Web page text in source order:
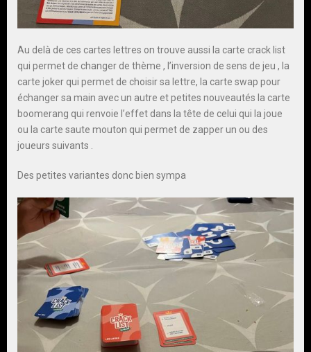
Au delà de ces cartes lettres on trouve aussi la carte crack list
qui permet de changer de thème , l’inversion de sens de jeu , la
carte joker qui permet de choisir sa lettre, la carte swap pour
échanger sa main avec un autre et petites nouveautés la carte
boomerang qui renvoie l’effet dans la tête de celui qui la joue
ou la carte saute mouton qui permet de zapper un ou des
joueurs suivants .
Des petites variantes donc bien sympa